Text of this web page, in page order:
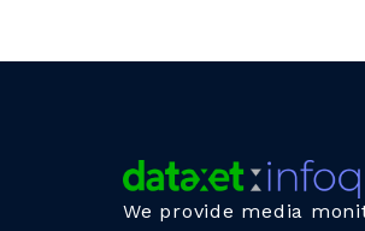
We provide media